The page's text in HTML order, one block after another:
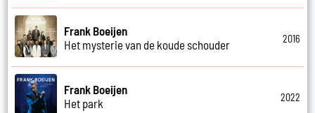
Frank Boeijen
Het mysterie van de koude schouder
2016
Frank Boeijen
Het park
2022